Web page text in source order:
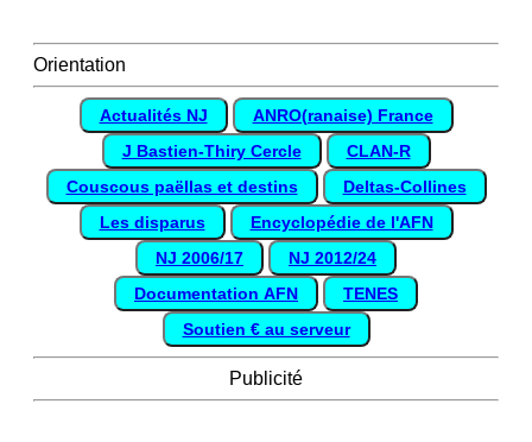
Orientation
Actualités NJ
ANRO(ranaise) France
J Bastien-Thiry Cercle
CLAN-R
Couscous paëllas et destins
Deltas-Collines
Les disparus
Encyclopédie de l'AFN
NJ 2006/17
NJ 2012/24
Documentation AFN
TENES
Soutien € au serveur
Publicité